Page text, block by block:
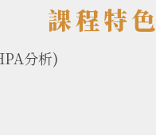
課程特色
分析)